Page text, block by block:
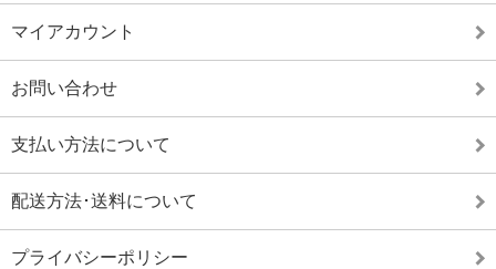
マイアカウント
お問い合わせ
支払い方法について
配送方法･送料について
プライバシーポリシー